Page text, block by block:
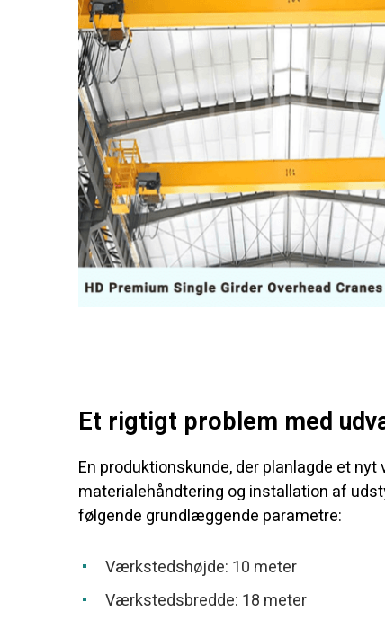
Et rigtigt problem med
En produktionskunde, der planlagde et
materialehåndtering og installation af
følgende grundlæggende parametre:
Værkstedshøjde: 10 meter
Værkstedsbredde: 18 meter